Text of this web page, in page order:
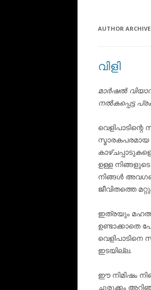
AUTHOR
വിളി
മാർഷൽ
നൽകപ്പെട്ട
ഉള്ള
നിങ്ങൾ
ജീവിതത്തെ
ഇത്രയും
ഉണ്ടാക്കാതെ
വെളിപാടിനെ
ഇടയില്ല.
ഈ നിമിഷം
ചുരുക്കം